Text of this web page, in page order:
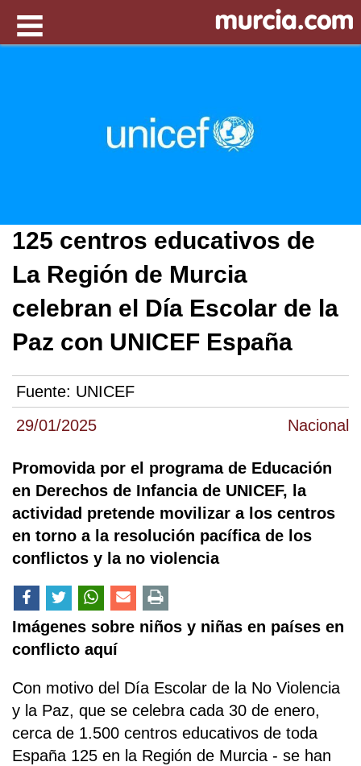
29/01/2025 Nacional
125 centros educativos de
La Región de Murcia
celebran el Día Escolar de la
Paz con UNICEF España
Fuente: UNICEF
Promovida por el programa de Educación
en Derechos de Infancia de UNICEF, la
actividad pretende movilizar a los centros
en torno a la resolución pacífica de los
conflictos y la no violencia
Imágenes sobre niños y niñas en países en
conflicto aquí
Con motivo del Día Escolar de la No Violencia
y la Paz, que se celebra cada 30 de enero,
cerca de 1.500 centros educativos de toda
España 125 en la Región de Murcia - se han